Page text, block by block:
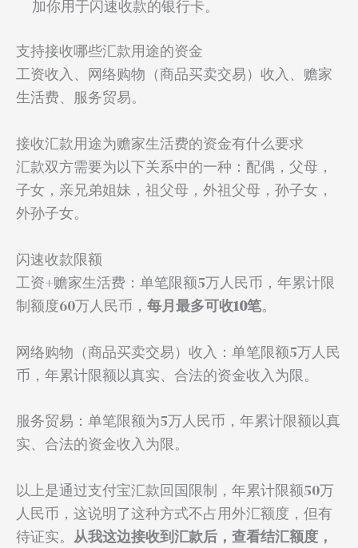
加你用于闪速收款的银行卡。
支持接收哪些汇款用途的资金
工资收入、网络购物（商品买卖交易）收入、赡家
生活费、服务贸易。
接收汇款用途为赡家生活费的资金有什么要求
汇款双方需要为以下关系中的一种：配偶，父母，
子女，亲兄弟姐妹，祖父母，外祖父母，孙子女，
外孙子女。
闪速收款限额
工资+赡家生活费：单笔限额5万人民币，年累计限
制额度60万人民币， 每月最多可收10笔。
网络购物（商品买卖交易）收入：单笔限额5万人民
币，年累计限额以真实、合法的资金收入为限。
服务贸易：单笔限额为5万人民币，年累计限额以真
实、合法的资金收入为限。
以上是通过支付宝汇款回国限制，年累计限额50万
人民币，这说明了这种方式不占用外汇额度，但有
待证实。 从我这边接收到汇款后，查看结汇额度，